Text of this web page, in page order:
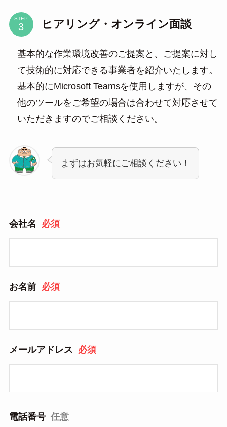
STEP ヒアリング・オンライン面談
基本的な作業環境改善のご提案と、ご提案に対し
て技術的に対応できる事業者を紹介いたします。
基本的にMicrosoft Teamsを使用しますが、その
他のツールをご希望の場合は合わせて対応させて
いただきますのでご相談ください。
まずはお気軽にご相談ください！
会社名 必須
お名前 必須
メールアドレス 必須
電話番号 任意